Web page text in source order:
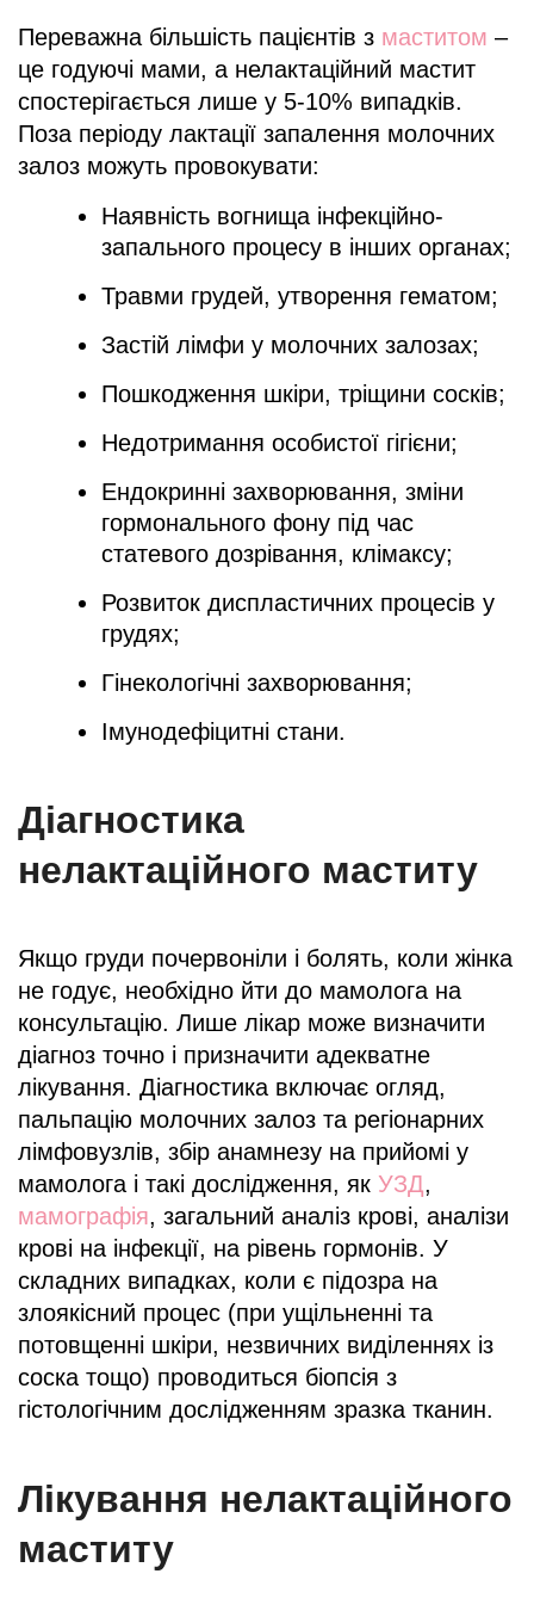
Переважна більшість пацієнтів з маститом –
це годуючі мами, а нелактаційний мастит
спостерігається лише у 5-10% випадків.
Поза періоду лактації запалення молочних
залоз можуть провокувати:
Наявність вогнища інфекційно-
запального процесу в інших органах;
Травми грудей, утворення гематом;
Застій лімфи у молочних залозах;
Пошкодження шкіри, тріщини сосків;
Недотримання особистої гігієни;
Ендокринні захворювання, зміни
гормонального фону під час
статевого дозрівання, клімаксу;
Розвиток диспластичних процесів у
грудях;
Гінекологічні захворювання;
Імунодефіцитні стани.
Діагностика
нелактаційного маститу
Якщо груди почервоніли і болять, коли жінка
не годує, необхідно йти до мамолога на
консультацію. Лише лікар може визначити
діагноз точно і призначити адекватне
лікування. Діагностика включає огляд,
пальпацію молочних залоз та регіонарних
лімфовузлів, збір анамнезу на прийомі у
мамолога і такі дослідження, як УЗД,
мамографія, загальний аналіз крові, аналізи
крові на інфекції, на рівень гормонів. У
складних випадках, коли є підозра на
злоякісний процес (при ущільненні та
потовщенні шкіри, незвичних виділеннях із
соска тощо) проводиться біопсія з
гістологічним дослідженням зразка тканин.
Лікування нелактаційного
маститу